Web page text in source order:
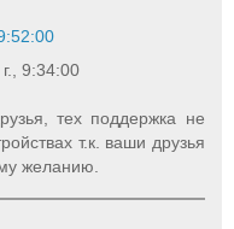
9:34:00
тех поддержка не
т.к. ваши друзья
желанию.